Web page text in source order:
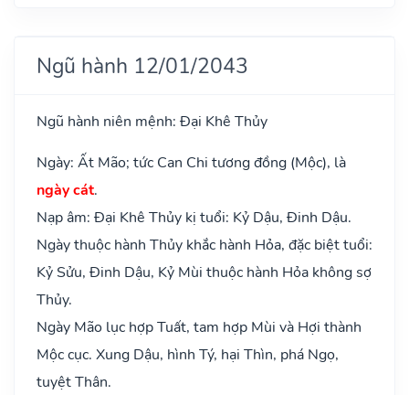
Ngũ hành 12/01/2043
Ngũ hành niên mệnh: Đại Khê Thủy
Ngày: Ất Mão; tức Can Chi tương đồng (Mộc), là
ngày cát.
Nạp âm: Đại Khê Thủy kị tuổi: Kỷ Dậu, Đinh Dậu.
Ngày thuộc hành Thủy khắc hành Hỏa, đặc biệt tuổi:
Kỷ Sửu, Đinh Dậu, Kỷ Mùi thuộc hành Hỏa không sợ
Thủy.
Ngày Mão lục hợp Tuất, tam hợp Mùi và Hợi thành
Mộc cục. Xung Dậu, hình Tý, hại Thìn, phá Ngọ,
tuyệt Thân.